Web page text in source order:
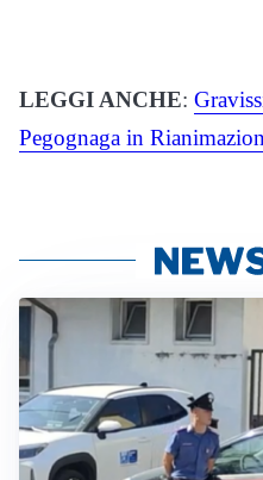
LEGGI ANCHE:
Pegognaga in